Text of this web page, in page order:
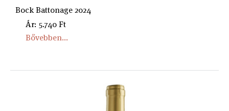
Bock Battonage 2024
Ár: 5.740 Ft
Bővebben...